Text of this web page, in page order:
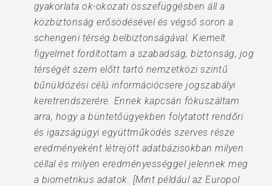
gyakorlata ok-okozati összefüggésben áll a
közbiztonság erősödésével és végső soron a
schengeni térség belbiztonságával. Kiemelt
figyelmet fordítottam a szabadság, biztonság, jog
térségét szem előtt tartó nemzetközi szintű
bűnüldözési célú információcsere jogszabályi
keretrendszerére. Ennek kapcsán fókuszáltam
arra, hogy a büntetőügyekben folytatott rendőri
és igazságügyi együttműködés szerves része
eredményeként létrejött adatbázisokban milyen
céllal és milyen eredményességgel jelennek meg
a biometrikus adatok. [Mint például az Europol